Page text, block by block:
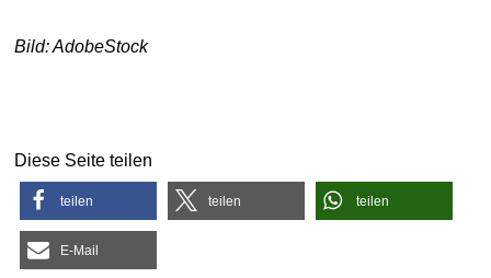
Bild: AdobeStock
Diese Seite teilen
teilen teilen teilen
E-Mail